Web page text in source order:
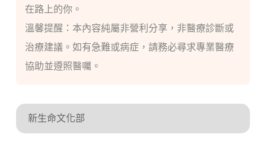
在路上的你。
溫馨提醒：本內容純屬非營利分享，非醫療診斷或
治療建議。如有急難或病症，請務必尋求專業醫療
協助並遵照醫囑。
新生命文化部